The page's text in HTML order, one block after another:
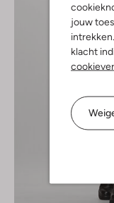
jouw
klacht